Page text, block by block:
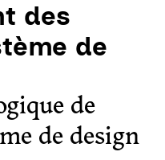
des
de
de
de design